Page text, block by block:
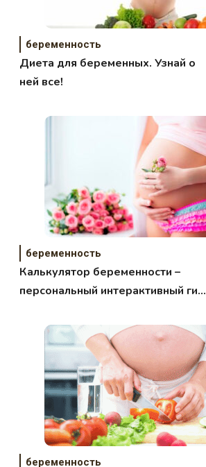
беременность
Диета для беременных. Узнай о
ней все!
беременность
Калькулятор беременности –
персональный интерактивный гид
беременность